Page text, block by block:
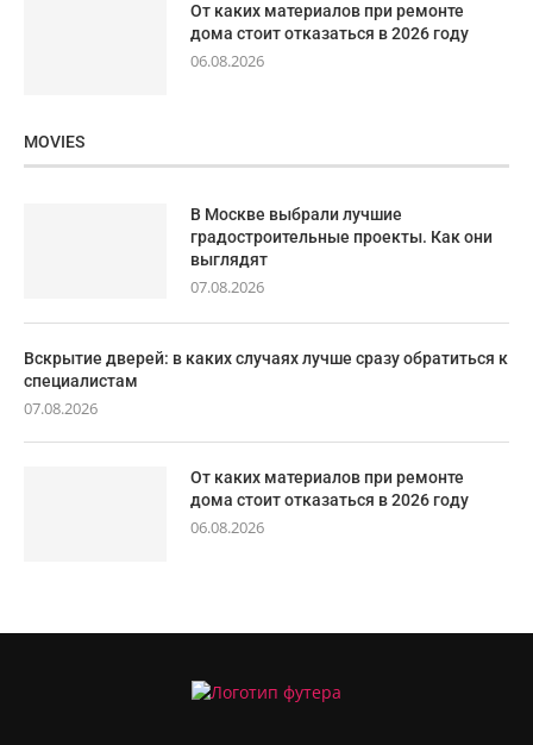
От каких материалов при ремонте
дома стоит отказаться в 2026 году
06.08.2026
MOVIES
В Москве выбрали лучшие
градостроительные проекты. Как они
выглядят
07.08.2026
Вскрытие дверей: в каких случаях лучше сразу обратиться к
специалистам
07.08.2026
От каких материалов при ремонте
дома стоит отказаться в 2026 году
06.08.2026